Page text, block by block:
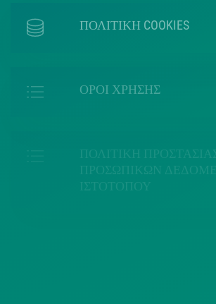
ΠΟΛΙΤΙΚΗ COOKIES
ΟΡΟΙ ΧΡΗΣΗΣ
ΠΟΛΙΤΙΚΗ
ΠΡΟΣΩΠΙΚΩΝ
ΙΣΤΟΤΟΠΟΥ